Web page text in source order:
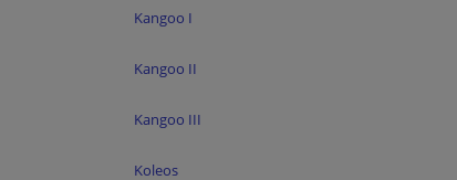
Kangoo I
Kangoo II
Kangoo III
Koleos